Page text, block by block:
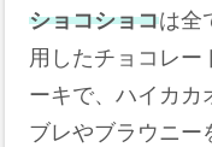
ショコショコは全
用したチョコレー
ーキで、ハイカカ
ブレやブラウニー